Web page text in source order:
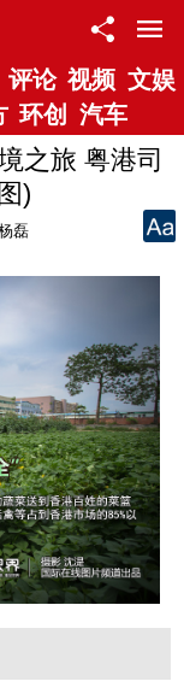
评论 视频 文娱
环创 汽车
之旅 粤港司
)
磊